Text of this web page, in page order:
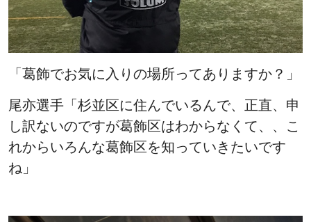
「葛飾でお気に入りの場所ってありますか？」
尾亦選手「杉並区に住んでいるんで、正直、申
し訳ないのですが葛飾区はわからなくて、、こ
れからいろんな葛飾区を知っていきたいです
ね」